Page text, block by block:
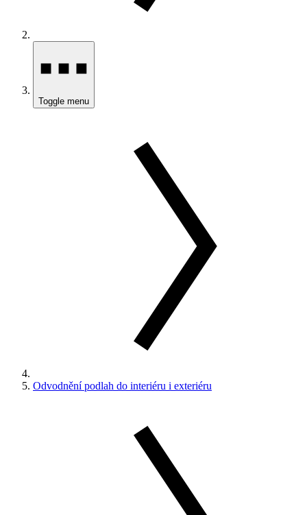
Toggle menu
Odvodnění podlah do interiéru i exteriéru